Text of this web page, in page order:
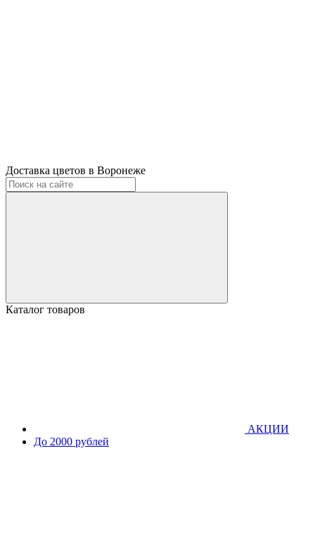
Доставка цветов в Воронеже
Каталог товаров
АКЦИИ
До 2000 рублей